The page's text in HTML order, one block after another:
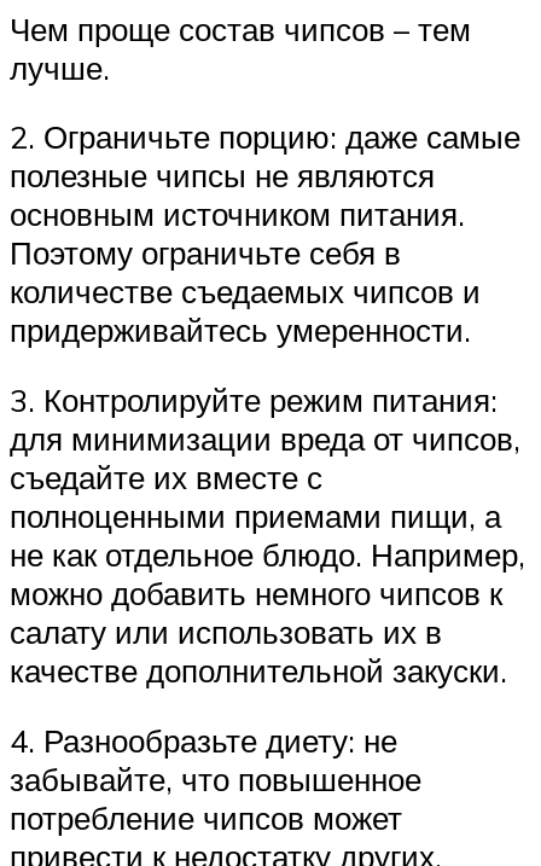
Чем проще состав чипсов – тем
лучше.
2. Ограничьте порцию: даже самые
полезные чипсы не являются
основным источником питания.
Поэтому ограничьте себя в
количестве съедаемых чипсов и
придерживайтесь умеренности.
3. Контролируйте режим питания:
для минимизации вреда от чипсов,
съедайте их вместе с
полноценными приемами пищи, а
не как отдельное блюдо. Например,
можно добавить немного чипсов к
салату или использовать их в
качестве дополнительной закуски.
4. Разнообразьте диету: не
забывайте, что повышенное
потребление чипсов может
привести к недостатку других,